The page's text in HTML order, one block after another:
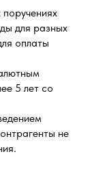
для разных
оплаты
5 лет со
не